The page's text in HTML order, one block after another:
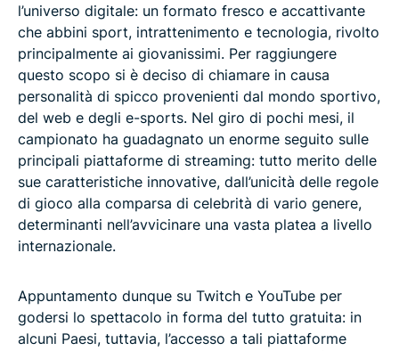
l’universo digitale: un formato fresco e accattivante
che abbini sport, intrattenimento e tecnologia, rivolto
principalmente ai giovanissimi. Per raggiungere
questo scopo si è deciso di chiamare in causa
personalità di spicco provenienti dal mondo sportivo,
del web e degli e-sports. Nel giro di pochi mesi, il
campionato ha guadagnato un enorme seguito sulle
principali piattaforme di streaming: tutto merito delle
sue caratteristiche innovative, dall’unicità delle regole
di gioco alla comparsa di celebrità di vario genere,
determinanti nell’avvicinare una vasta platea a livello
internazionale.
Appuntamento dunque su Twitch e YouTube per
godersi lo spettacolo in forma del tutto gratuita: in
alcuni Paesi, tuttavia, l’accesso a tali piattaforme